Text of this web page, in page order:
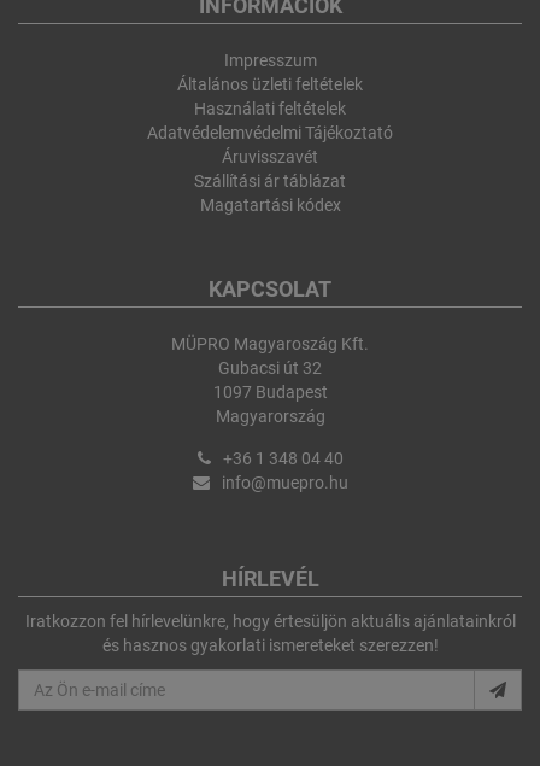
INFORMÁCIÓK
Impresszum
Általános üzleti feltételek
Használati feltételek
Adatvédelemvédelmi Tájékoztató
Áruvisszavét
Szállítási ár táblázat
Magatartási kódex
KAPCSOLAT
MÜPRO Magyaroszág Kft.
Gubacsi út 32
1097 Budapest
Magyarország
+36 1 348 04 40
info@muepro.hu
HÍRLEVÉL
Iratkozzon fel hírlevelünkre, hogy értesüljön aktuális ajánlatainkról
és hasznos gyakorlati ismereteket szerezzen!